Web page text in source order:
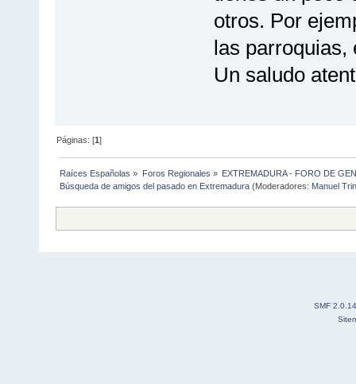
otros. Por
las parroquias,
Un saludo
Páginas: [1]
Raíces Españolas » Foros Regionales »
EXTREMADURA - FORO DE
Búsqueda de amigos del pasado en Extremadura (Moderadores: Manuel
SMF 2.0.14